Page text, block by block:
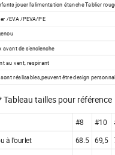
jouer l'alimentation étanche Tablier
/EVA /PEVA/PE
avant de s'enclenche
au vent, respirant
sont réalisables,peuvent être design
tailles pour référence
#8 #10
à l'ourlet
68.5 69,5